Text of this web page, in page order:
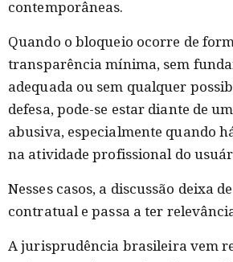
contemporâneas.
Quando o bloqueio ocorre de
transparência mínima, sem
adequada ou sem qualquer
defesa, pode-se estar diante de
abusiva, especialmente quando
na atividade profissional do
Nesses casos, a discussão deixa
contratual e passa a ter
A jurisprudência brasileira vem